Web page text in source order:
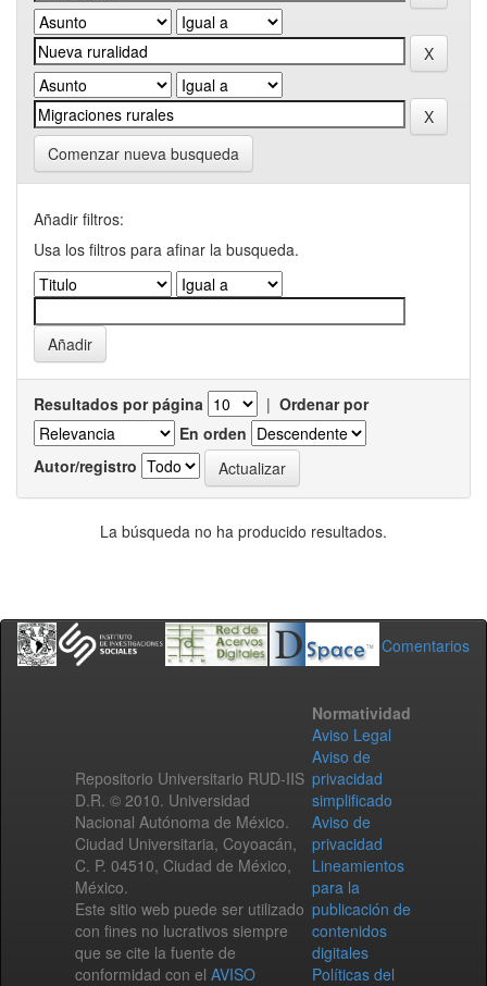
Comenzar nueva busqueda
Añadir filtros:
Usa los filtros para afinar la busqueda.
Resultados por página | Ordenar por
En orden
Autor/registro
La búsqueda no ha producido resultados.
Comentarios
Repositorio Universitario RUD-IIS
D.R. © 2010. Universidad
Nacional Autónoma de México.
Ciudad Universitaria, Coyoacán,
C. P. 04510, Ciudad de México,
México.
Este sitio web puede ser utilizado
con fines no lucrativos siempre
que se cite la fuente de
conformidad con el AVISO
Normatividad
Aviso Legal
Aviso de
privacidad
simplificado
Aviso de
privacidad
Lineamientos
para la
publicación de
contenidos
digitales
Políticas del